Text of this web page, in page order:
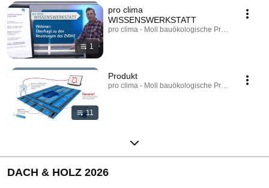
1
pro clima
WISSENSWERKSTATT
pro clima - Moll bauökologische Produkte GmbH
11
Produkt
pro clima - Moll bauökologische Produkte GmbH
DACH & HOLZ 2026